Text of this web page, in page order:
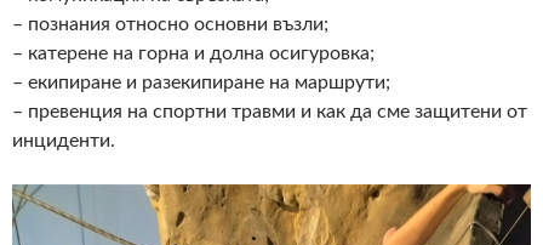
– познания относно основни възли;
– катерене на горна и долна осигуровка;
– екипиране и разекипиране на маршрути;
– превенция на спортни травми и как да сме защитени от
инциденти.